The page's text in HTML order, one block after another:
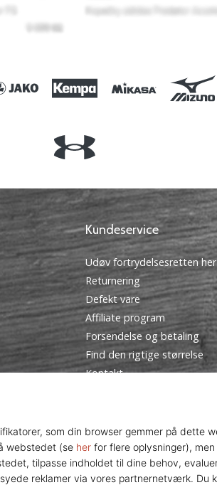
Kundeservice
Udøv fortrydelsesretten her
Returnering
Defekt vare
Affiliate program
Forsendelse og betaling
Find den rigtige størrelse
Kontakt
Ambassador program